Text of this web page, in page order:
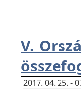
V.
2017. 04. 25. -